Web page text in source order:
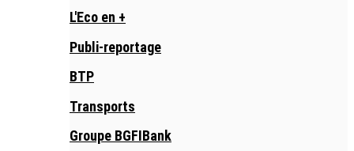
L'Eco en +
Publi-reportage
BTP
Transports
Groupe BGFIBank